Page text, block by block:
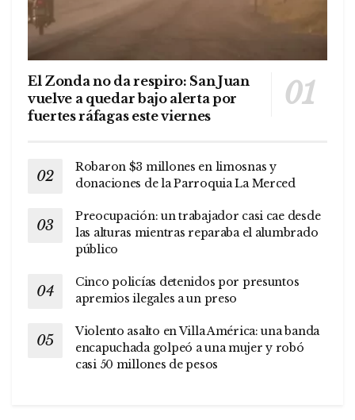
El Zonda no da respiro: San Juan
vuelve a quedar bajo alerta por
fuertes ráfagas este viernes
Robaron $3 millones en limosnas y
donaciones de la Parroquia La Merced
Preocupación: un trabajador casi cae desde
las alturas mientras reparaba el alumbrado
público
Cinco policías detenidos por presuntos
apremios ilegales a un preso
Violento asalto en Villa América: una banda
encapuchada golpeó a una mujer y robó
casi 50 millones de pesos